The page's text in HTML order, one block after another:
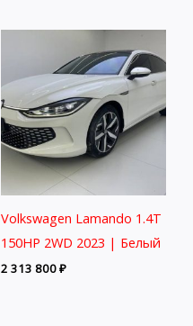
Volkswagen Lamando 1.4T
150HP 2WD 2023 | Белый
2 313 800₽